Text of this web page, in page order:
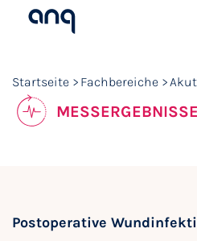
Startseite Fachbereiche
Postoperative